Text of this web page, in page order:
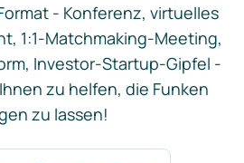
- Konferenz, virtuelles
1:1-Matchmaking-Meeting,
Investor-Startup-Gipfel -
zu helfen, die Funken
zu lassen!